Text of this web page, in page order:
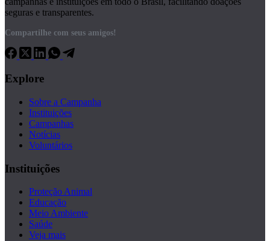
seguras e transparentes.
Compartilhe com seus amigos!
Explore
Sobre a Campanha
Instituições
Campanhas
Notícias
Voluntários
Instituições
Proteção Animal
Educação
Meio Ambiente
Saúde
Veja mais